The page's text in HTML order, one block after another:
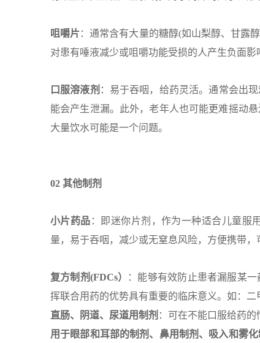
咀嚼片 ：通常含有大量的糖醇(如山梨醇、甘露
对患有唾液减少或咀嚼功能受损的人产生负面影
口服溶液剂 ：易于吞咽，给药灵活。通常会出
能会产生泄漏。此外，老年人也可能更难摇动
大量饮水可能是一个问题。
02 其他制剂
小片药品 ：即迷你片剂，作为一种适合儿童服
量，易于吞咽，减少或无窒息风险，方便携带，
复方制剂(FDCs）
：能够有效防止患者漏服某
挥联合用药的优势具有重要的临床意义。如：二
直肠、阴道、尿道用制剂 ：可在不能口服给药的
用于眼部和耳部的制剂、鼻用制剂、吸入和雾